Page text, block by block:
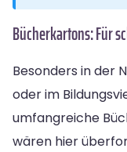
Bücherkartons: Für
Besonders in der
oder im
umfangreiche
wären hier